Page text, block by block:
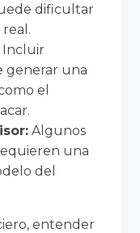
dificultar
Incluir
generar una
el
Algunos
una
del
entender